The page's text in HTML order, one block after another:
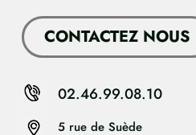
CONTACTEZ NOUS
5 rue de Suède
02.46.99.08.10